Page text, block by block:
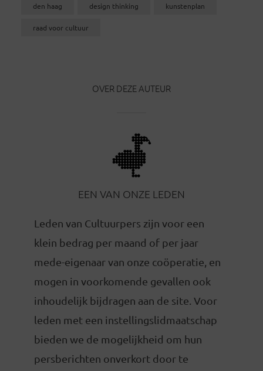
den haag design thinking kunstenplan
raad voor cultuur
OVER DEZE AUTEUR
EEN VAN ONZE LEDEN
Leden van Cultuurpers zijn voor een
klein bedrag per maand of per jaar
mede-eigenaar van onze coöperatie, en
mogen in voorkomende gevallen ook
inhoudelijk bijdragen aan de site. Voor
leden met een instellingslidmaatschap
bieden we de mogelijkheid om hun
persberichten onverkort door te